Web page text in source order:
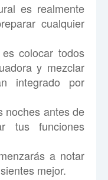
es realmente
cualquier
colocar todos
y mezclar
integrado por
noches antes de
tus funciones
a notar
mejor.